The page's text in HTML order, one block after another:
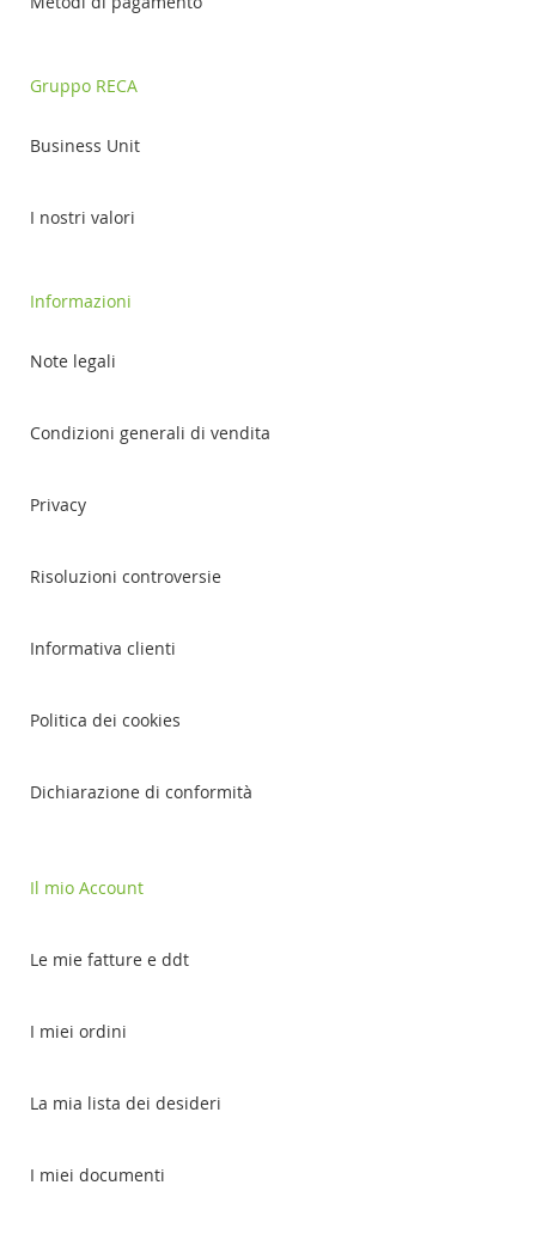
Gruppo RECA
Business Unit
I nostri valori
Informazioni
Note legali
Condizioni generali di vendita
Privacy
Risoluzioni controversie
Informativa clienti
Politica dei cookies
Dichiarazione di conformità
Il mio Account
Le mie fatture e ddt
I miei ordini
La mia lista dei desideri
I miei documenti